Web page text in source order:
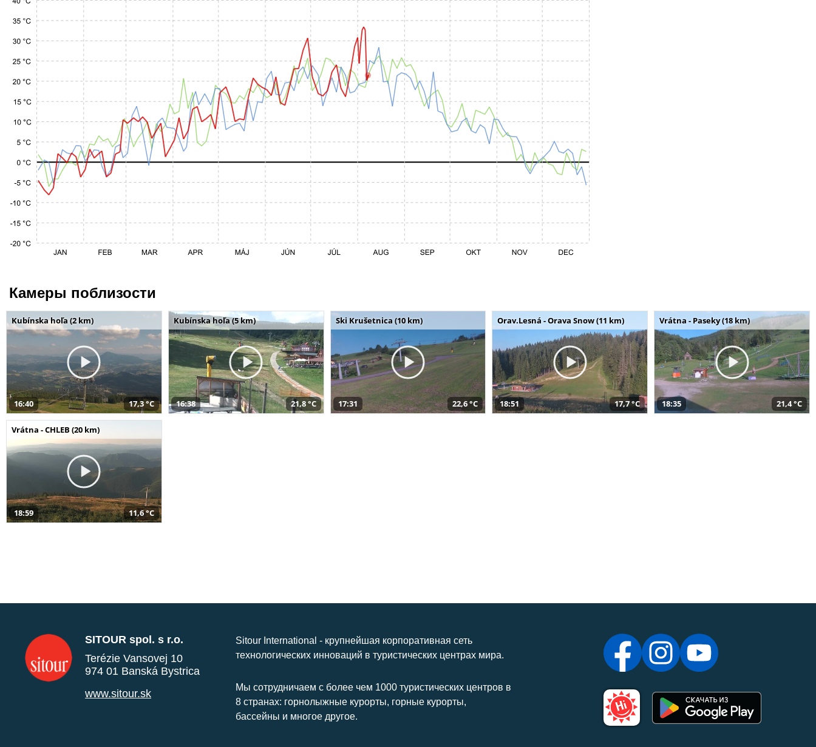
Камеры поблизости
Kubínska hoľa (2 km)
16:40 17,3 °C
Kubínska hoľa (5 km)
16:38 21,8 °C
Ski Krušetnica (10 km)
17:31 22,6 °C
Orav.Lesná - Orava Snow (11 km)
18:51 17,7 °C
Vrátna - Paseky (18 km)
18:35 21,4 °C
Vrátna - CHLEB (20 km)
18:59 11,6 °C
SITOUR spol. s r.o.
Terézie Vansovej 10
974 01 Banská Bystrica
www.sitour.sk
Sitour International - крупнейшая корпоративная сеть
технологических инноваций в туристических центрах мира.
Мы сотрудничаем с более чем 1000 туристических центров в
8 странах: горнолыжные курорты, горные курорты,
бассейны и многое другое.